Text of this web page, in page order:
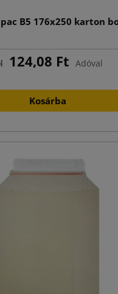
B5 176x250 karton
124,08 Ft Adóval
Kosárba